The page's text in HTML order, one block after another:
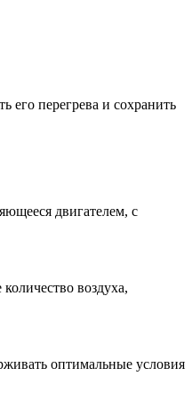
его перегрева и сохранить
двигателем, с
воздуха,
оптимальные условия